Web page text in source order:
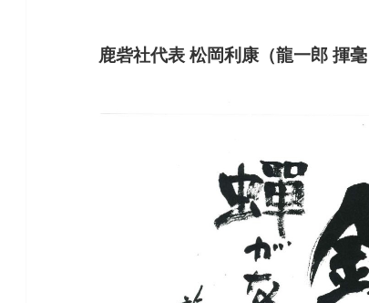
鹿砦社代表 松岡利康（龍一郎 揮毫